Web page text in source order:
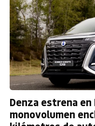
Denza estrena en
monovolumen